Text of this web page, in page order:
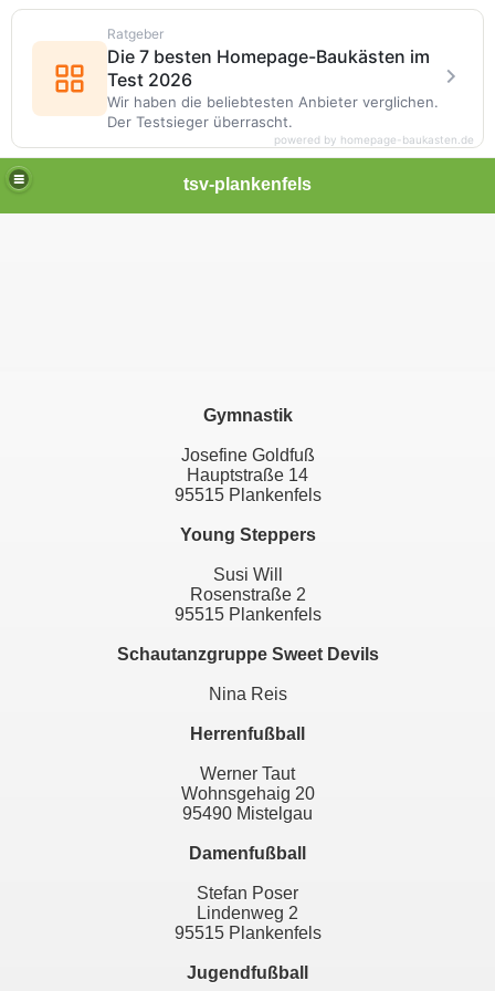
tsv-plankenfels
Gymnastik
Josefine Goldfuß
Hauptstraße 14
95515 Plankenfels
Young Steppers
Susi Will
Rosenstraße 2
95515 Plankenfels
Schautanzgruppe Sweet Devils
Nina Reis
Herrenfußball
Werner Taut
Wohnsgehaig 20
95490 Mistelgau
Damenfußball
Stefan Poser
Lindenweg 2
95515 Plankenfels
Jugendfußball
Ratgeber
Die 7 besten Homepage-Baukästen im
Test 2026
Wir haben die beliebtesten Anbieter verglichen.
Der Testsieger überrascht.
powered by homepage-baukasten.de